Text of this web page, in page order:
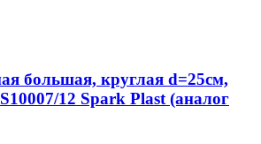
большая, круглая d=25см,
12 Spark Plast (аналог